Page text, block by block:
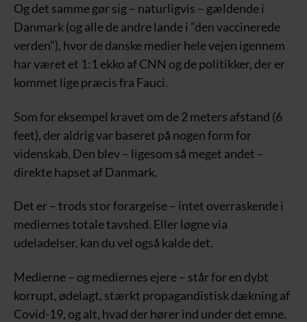
Og det samme gør sig – naturligvis – gældende i
Danmark (og alle de andre lande i ”den vaccinerede
verden”), hvor de danske medier hele vejen igennem
har været et 1:1 ekko af CNN og de politikker, der er
kommet lige præcis fra Fauci.
Som for eksempel kravet om de 2 meters afstand (6
feet), der aldrig var baseret på nogen form for
videnskab. Den blev – ligesom så meget andet –
direkte hapset af Danmark.
Det er – trods stor forargelse – intet overraskende i
mediernes totale tavshed. Eller løgne via
udeladelser, kan du vel også kalde det.
Medierne – og mediernes ejere – står for en dybt
korrupt, ødelagt, stærkt propagandistisk dækning af
Covid-19, og alt, hvad der hører ind under det emne.